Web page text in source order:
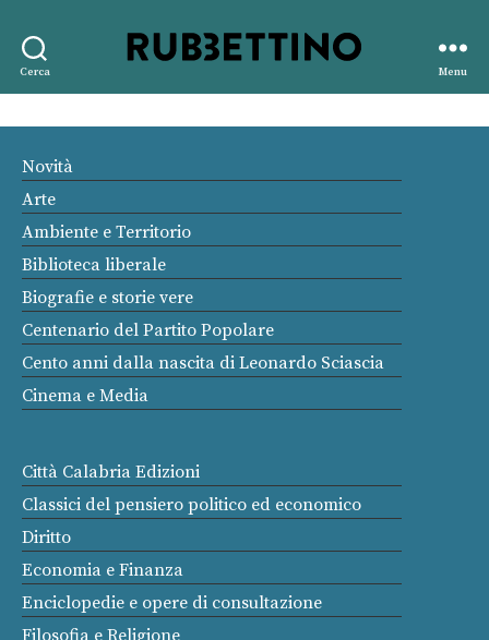
Cerca
editore
Menu
Novità
Arte
Ambiente e Territorio
Biblioteca liberale
Biografie e storie vere
Centenario del Partito Popolare
Cento anni dalla nascita di Leonardo Sciascia
Cinema e Media
Città Calabria Edizioni
Classici del pensiero politico ed economico
Diritto
Economia e Finanza
Enciclopedie e opere di consultazione